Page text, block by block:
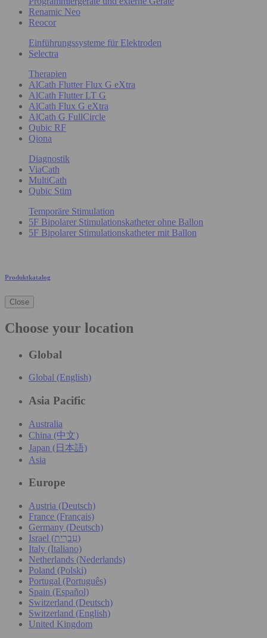
Renamic Neo
Reocor
Einführungssysteme für Elektroden
Selectra
Therapien
AlCath Flutter Flux G eXtra
AlCath Flutter LT G
AlCath Flux G eXtra
AlCath G FullCircle
Qubic RF
Qiona
Diagnostik
ViaCath
MultiCath
Qubic Stim
Temporäre Stimulation
5F Bipolarer Stimulationskatheter ohne Ballon
5F Bipolarer Stimulationskatheter mit Ballon
Produktkatalog
Close
Choose your location
Global
Global (English)
Asia Pacific
Australia
China (中文)
Japan (日本語)
Asia
Europe
Austria (Deutsch)
France (Français)
Germany (Deutsch)
Israel (עִברִית)
Italy (Italiano)
Netherlands (Nederlands)
Poland (Polski)
Portugal (Português)
Spain (Español)
Switzerland (Deutsch)
Switzerland (English)
United Kingdom